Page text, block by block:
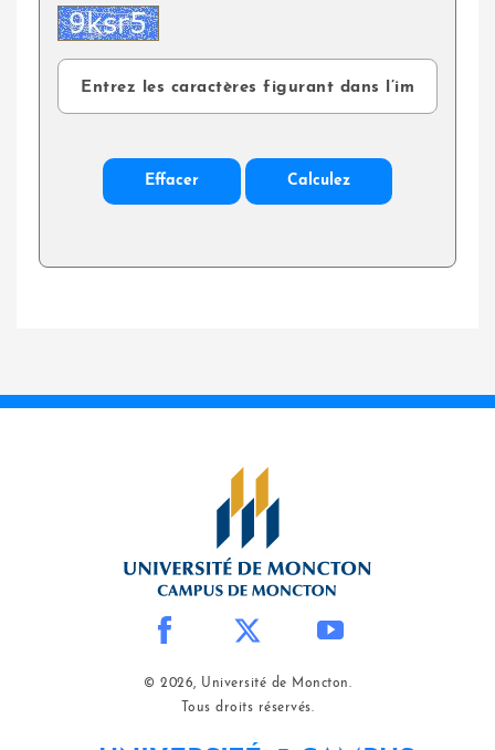
Effacer Calculez
© 2026, Université de Moncton.
Tous droits réservés.